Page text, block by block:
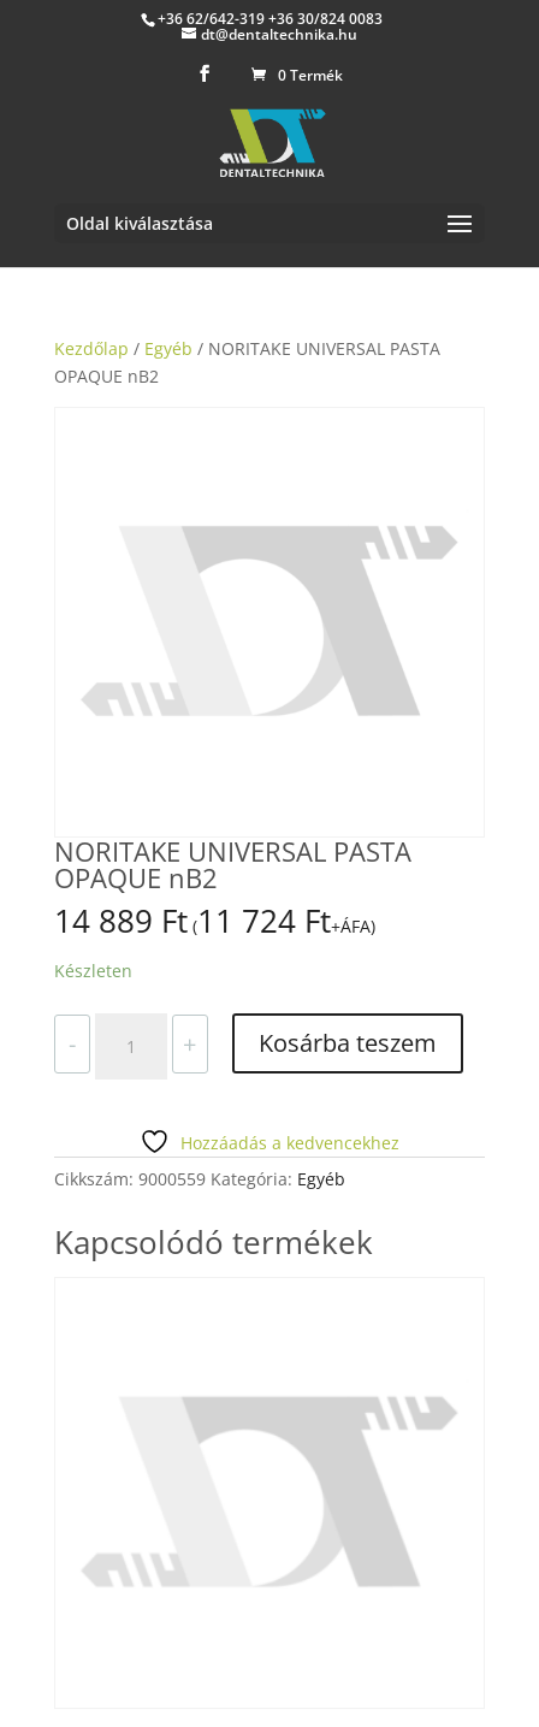
+36 62/642-319 +36 30/824 0083
dt@dentaltechnika.hu
0 Termék
Oldal kiválasztása
Kezdőlap / Egyéb / NORITAKE UNIVERSAL PASTA
OPAQUE nB2
NORITAKE UNIVERSAL PASTA
OPAQUE nB2
14 889 Ft (11 724 Ft+ÁFA)
Készleten
-
UNIVERSAL
mennyiség
+ Kosárba teszem
Hozzáadás a kedvencekhez
Cikkszám: 9000559 Kategória: Egyéb
Kapcsolódó termékek